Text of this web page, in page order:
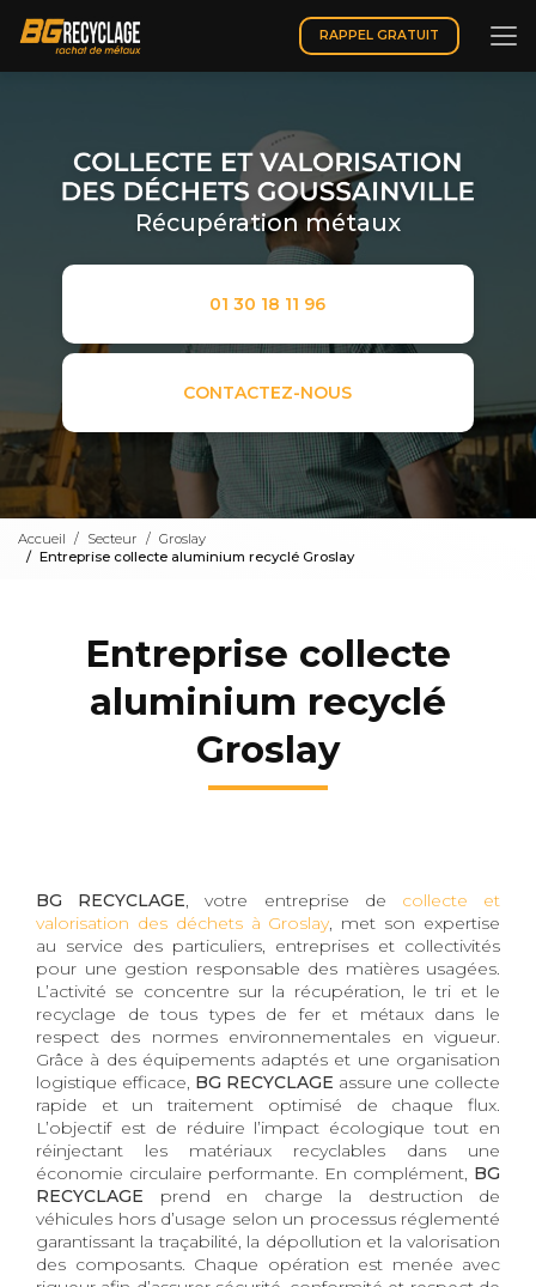
contenu
principal
RAPPEL GRATUIT
Récupération métaux
01 30 18 11 96
CONTACTEZ-NOUS
Accueil Secteur
Groslay
Entreprise collecte aluminium recyclé Groslay
Entreprise collecte
aluminium recyclé
Groslay
BG RECYCLAGE, votre entreprise de collecte et
valorisation des déchets à Groslay, met son expertise
au service des particuliers, entreprises et collectivités
pour une gestion responsable des matières usagées.
L’activité se concentre sur la récupération, le tri et le
recyclage de tous types de fer et métaux dans le
respect des normes environnementales en vigueur.
Grâce à des équipements adaptés et une organisation
logistique efficace, BG RECYCLAGE assure une collecte
rapide et un traitement optimisé de chaque flux.
L’objectif est de réduire l’impact écologique tout en
réinjectant les matériaux recyclables dans une
économie circulaire performante. En complément, BG
RECYCLAGE prend en charge la destruction de
véhicules hors d’usage selon un processus réglementé
garantissant la traçabilité, la dépollution et la valorisation
des composants. Chaque opération est menée avec